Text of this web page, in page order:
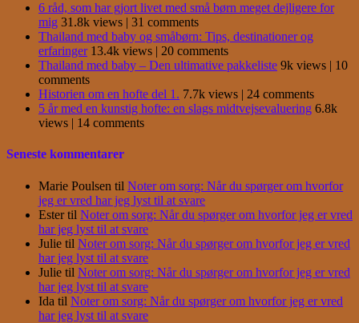
6 råd, som har gjort livet med små børn meget dejligere for
mig 31.8k views | 31 comments
Thailand med baby og småbørn: Tips, destinationer og
erfaringer 13.4k views | 20 comments
Thailand med baby – Den ultimative pakkeliste 9k views | 10
comments
Historien om en hofte del 1. 7.7k views | 24 comments
5 år med en kunstig hofte: en slags midtvejsevaluering 6.8k
views | 14 comments
Seneste kommentarer
Marie Poulsen til Noter om sorg: Når du spørger om hvorfor
jeg er vred har jeg lyst til at svare
Estertil Noter om sorg: Når du spørger om hvorfor jeg er vred
har jeg lyst til at svare
Julie til Noter om sorg: Når du spørger om hvorfor jeg er vred
har jeg lyst til at svare
Julie til Noter om sorg: Når du spørger om hvorfor jeg er vred
har jeg lyst til at svare
Ida til Noter om sorg: Når du spørger om hvorfor jeg er vred
har jeg lyst til at svare